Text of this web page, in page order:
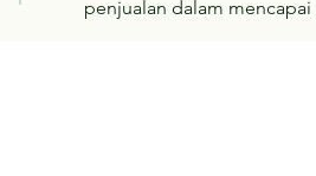
penjualan dalam mencapai